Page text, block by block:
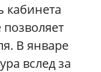
кабинета
В январе
вслед за